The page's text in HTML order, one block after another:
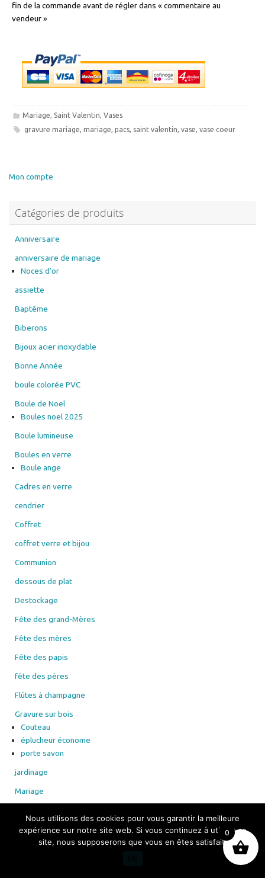
fin de la commande avant de régler dans « commentaire au
vendeur »
Mariage, Saint Valentin, Vases
gravure mariage, mariage, pacs, saint valentin, vase, vase coeur
Mon compte
Catégories de produits
Anniversaire
anniversaire de mariage
Noces d'or
assiette
Baptême
Biberons
Bijoux acier inoxydable
Bonne Année
boule colorée PVC
Boule de Noel
Boules noel 2025
Boule lumineuse
Boules en verre
Boule ange
Cadres en verre
cendrier
Coffret
coffret verre et bijou
Communion
dessous de plat
Destockage
Fête des grand-Mères
Fête des mères
Fête des papis
fête des pères
Flûtes à champagne
Gravure sur bois
Couteau
éplucheur économe
porte savon
jardinage
Mariage
merci fin année scolaire
0
Nous utilisons des cookies pour vous garantir la meilleure
expérience sur notre site web. Si vous continuez à utiliser ce
site, nous supposerons que vous en êtes satisfait.